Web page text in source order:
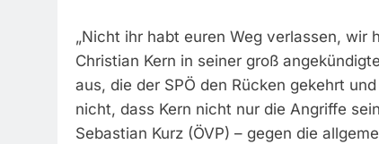
„Nicht ihr habt euren Weg verlassen, wir
Christian Kern in seiner groß
aus, die der SPÖ den Rücken gekehrt
nicht, dass Kern nicht nur die Angriffe
Sebastian Kurz (ÖVP) – gegen die